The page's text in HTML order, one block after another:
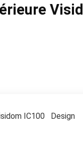
IC100 Design